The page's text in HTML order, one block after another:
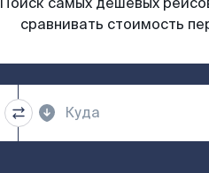
сравнивать стоимость